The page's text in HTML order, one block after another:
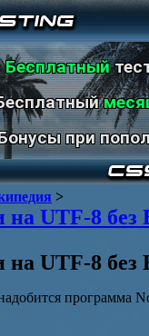
Бесплатный
при
>
на UTF-8 без
на UTF-8 без
программа